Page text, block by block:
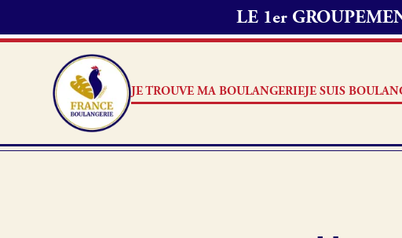
LE 1er
JE TROUVE MA BOULANGERIEJE SUIS
Je trouve ma boulangerie